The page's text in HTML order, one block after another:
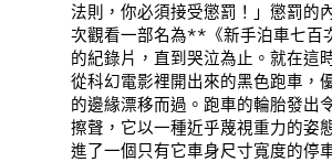
法則，你必須接受懲罰！」懲罰的
次觀看一部名為**《新手泊車七百
的紀錄片，直到哭泣為止。就在這
從科幻電影裡開出來的黑色跑車，
的邊緣漂移而過。跑車的輪胎發出
擦聲，它以一種近乎蔑視重力的姿
進了一個只有它車身尺寸寬度的停